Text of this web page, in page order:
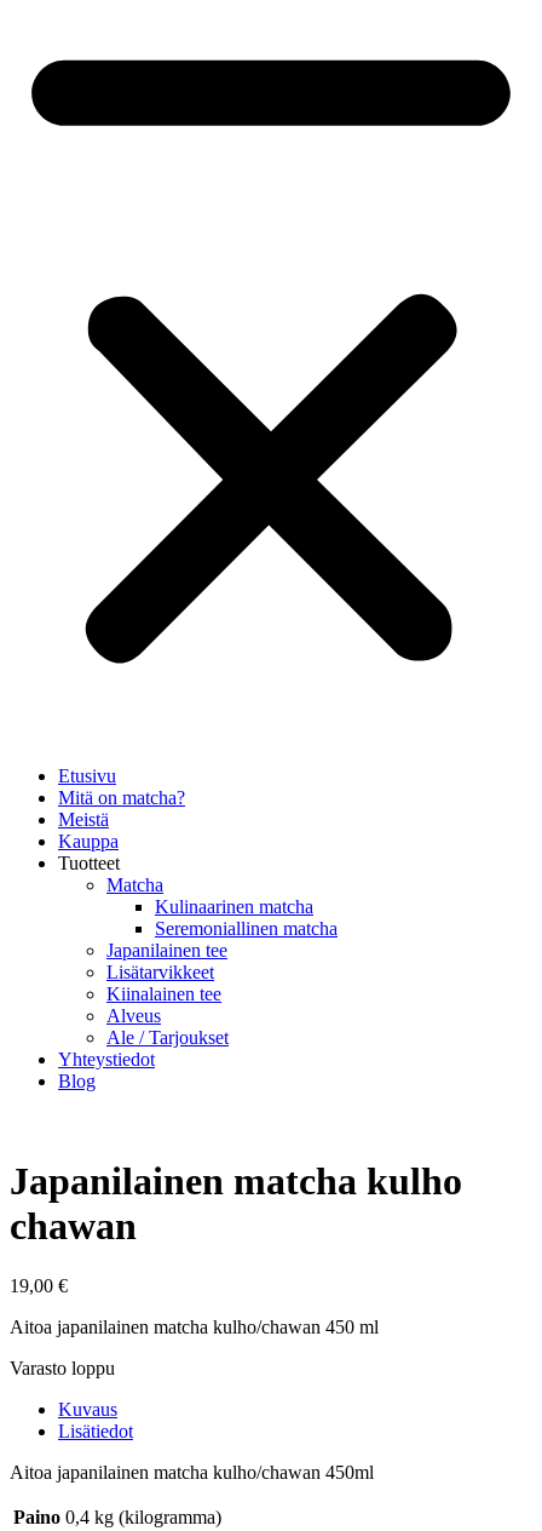
Etusivu
Mitä on matcha?
Meistä
Kauppa
Tuotteet
Matcha
Kulinaarinen matcha
Seremoniallinen matcha
Japanilainen tee
Lisätarvikkeet
Kiinalainen tee
Alveus
Ale / Tarjoukset
Yhteystiedot
Blog
Japanilainen matcha kulho
chawan
19,00 €
Aitoa japanilainen matcha kulho/chawan 450 ml
Varasto loppu
Kuvaus
Lisätiedot
Aitoa japanilainen matcha kulho/chawan 450ml
Paino 0,4 kg (kilogramma)